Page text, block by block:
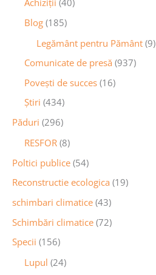
Blog (185)
Legământ pentru Pământ (9)
Comunicate de presă (937)
Povești de succes (16)
Știri (434)
Păduri (296)
RESFOR (8)
Poltici publice (54)
Reconstructie ecologica (19)
schimbari climatice (43)
Schimbări climatice (72)
Specii (156)
Lupul (24)